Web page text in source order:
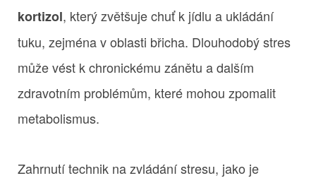
kortizol, který zvětšuje chuť k jídlu a ukládání
tuku, zejména v oblasti břicha. Dlouhodobý stres
může vést k chronickému zánětu a dalším
zdravotním problémům, které mohou zpomalit
metabolismus.
Zahrnutí technik na zvládání stresu, jako je